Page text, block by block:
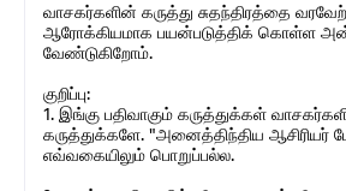
வாசகர்களின் கருத்து சுதந்திரத்தை
ஆரோக்கியமாக பயன்படுத்திக் கொள்ள
வேண்டுகிறோம்.
குறிப்பு:
1. இங்கு பதிவாகும் கருத்துக்கள்
கருத்துக்களே. "அனைத்திந்திய ஆசிரியர்
எவ்வகையிலும் பொறுப்பல்ல.